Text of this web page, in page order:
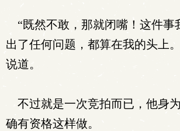
“既然不敢，那就闭嘴！这件事
出了任何问题，都算在我的头上
说道。
不过就是一次竞拍而已，他身
确有资格这样做。